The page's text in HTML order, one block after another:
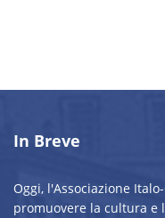
In Breve
Oggi, l'Associazione
promuovere la cultura e